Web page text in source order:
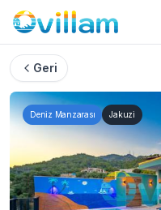
Geri
Deniz Manzarası Jakuzi